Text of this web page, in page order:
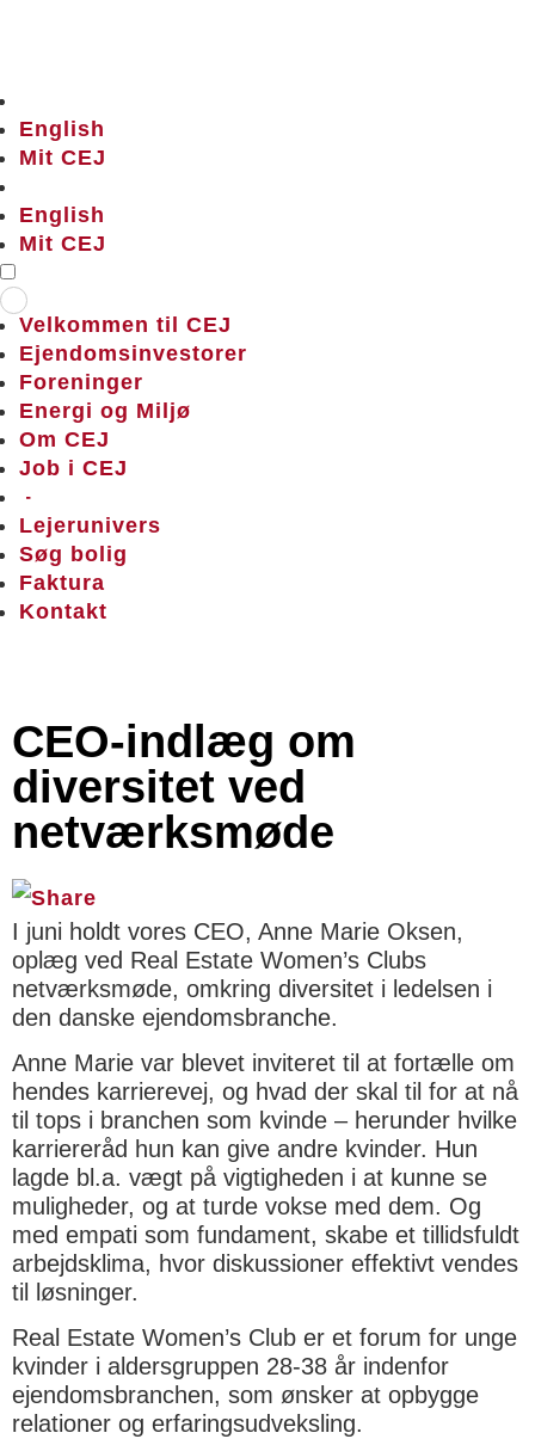
English
Mit CEJ
English
Mit CEJ
Velkommen til CEJ
Ejendomsinvestorer
Foreninger
Energi og Miljø
Om CEJ
Job i CEJ
–
Lejerunivers
Søg bolig
Faktura
Kontakt
CEO-indlæg om
diversitet ved
netværksmøde
I juni holdt vores CEO, Anne Marie Oksen,
oplæg ved Real Estate Women’s Clubs
netværksmøde, omkring diversitet i ledelsen i
den danske ejendomsbranche.
Anne Marie var blevet inviteret til at fortælle om
hendes karrierevej, og hvad der skal til for at nå
til tops i branchen som kvinde – herunder hvilke
karriereråd hun kan give andre kvinder. Hun
lagde bl.a. vægt på vigtigheden i at kunne se
muligheder, og at turde vokse med dem. Og
med empati som fundament, skabe et tillidsfuldt
arbejdsklima, hvor diskussioner effektivt vendes
til løsninger.
Real Estate Women’s Club er et forum for unge
kvinder i aldersgruppen 28-38 år indenfor
ejendomsbranchen, som ønsker at opbygge
relationer og erfaringsudveksling.